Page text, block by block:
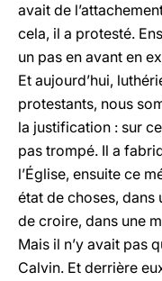
avait de
cela, il a protesté.
un pas en avant en
Et aujourd’hui,
protestants, nous
la justification : sur
pas trompé. Il a
l’Église, ensuite ce
état de choses, dans
de croire, dans une
Mais il n’y avait pas
Calvin. Et derrière